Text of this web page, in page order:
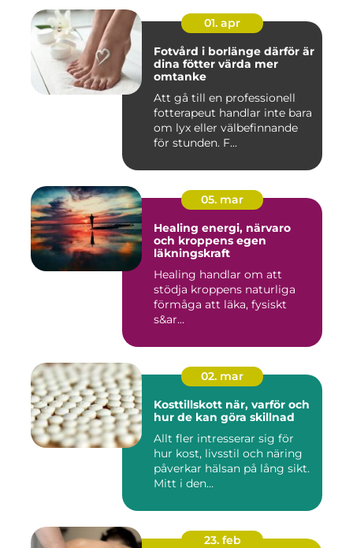
01. apr
Fotvård i borlänge därför är
dina fötter värda mer
omtanke
Att gå till en professionell
fotterapeut handlar inte bara
om lyx eller välbefinnande
för stunden. F...
05. mar
Healing energi, närvaro
och kroppens egen
läkningskraft
Healing handlar om att
stödja kroppens naturliga
förmåga att läka, fysiskt
s&ar...
02. mar
Kosttillskott när, varför och
hur de kan göra skillnad
Allt fler intresserar sig för
hur kost, livsstil och näring
påverkar hälsan på lång sikt.
Mitt i den...
23. feb